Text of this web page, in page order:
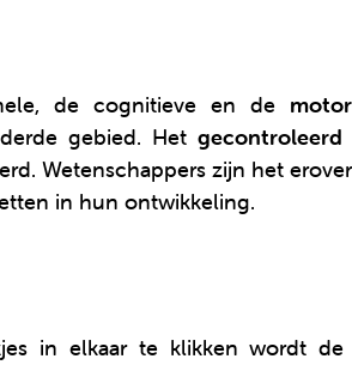
de cognitieve en de
gebied. Hetgecontroleerd
Wetenschappers zijn het
in hun ontwikkeling.
in elkaar te klikken wordt